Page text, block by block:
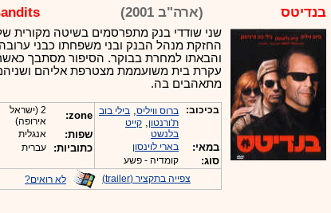
.האתר לרשותכם פעיל 24/7
מענה טלפוני: 09-7652392
צוות דיוידי מאסטר ישיר.
זמינים במייל ובטלפון. האתר
לרשותכם פעיל 24/7
צוות דיוידי מאסטר ישיר.
אנחנו כאן לכול שאלה וזמינים
במענה הטלפוני שלנו.ובמייל
.האתר לרשותכם 24/7
מענה טלפוני: 09-7652392
צוות דיוידי מאסטר ישיר.
בנדיטס (ארה"ב 2001)
שני שודדי בנק מתפרסמים בשיטה מקורית
החזקת מנהל הבנק ובני משפחתו כבני ערובה
והבאתו למחרת בבוקר. הסיפור מסתבך
עקרת בית משועממת מצטרפת אליהם
מתאהבים בה.
בכיכוב: ברוס וויליס, בילי בוב
ת'ורנטון, קייט
בלנשט
במאי: בארי לוינסון
סוג: קומדיה - פשע
zone:
2 (ישראל
אירופה)
שפות: אנגלית
כתוביות: עברית
צפייה בתקציר (trailer) לא רואים?